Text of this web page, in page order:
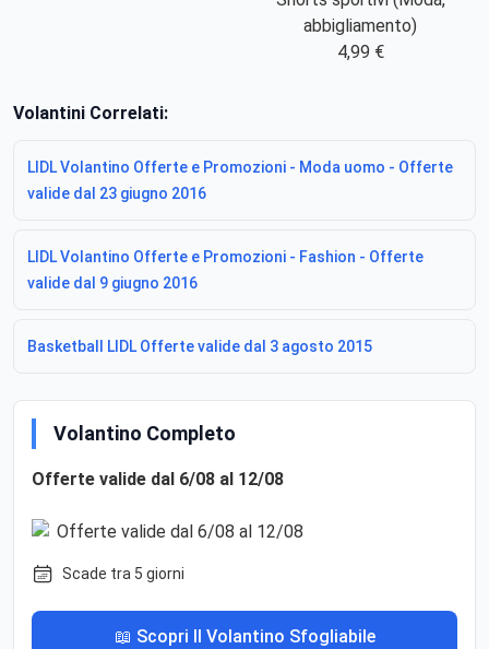
abbigliamento)
4,99 €
Volantini Correlati:
LIDL Volantino Offerte e Promozioni - Moda uomo - Offerte
valide dal 23 giugno 2016
LIDL Volantino Offerte e Promozioni - Fashion - Offerte
valide dal 9 giugno 2016
Basketball LIDL Offerte valide dal 3 agosto 2015
Volantino Completo
Offerte valide dal 6/08 al 12/08
Scade tra 5 giorni
📖 Scopri Il Volantino Sfogliabile